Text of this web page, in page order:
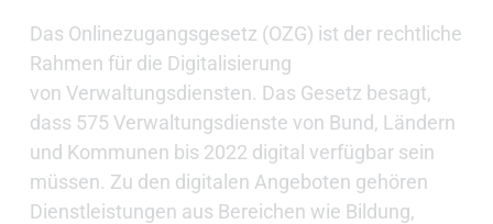
Das Onlinezugangsgesetz (OZG) ist der rechtliche
Rahmen für die Digitalisierung
von Verwaltungsdiensten. Das Gesetz besagt,
dass 575 Verwaltungsdienste von Bund, Ländern
und Kommunen bis 2022 digital verfügbar sein
müssen. Zu den digitalen Angeboten gehören
Dienstleistungen aus Bereichen wie Bildung,